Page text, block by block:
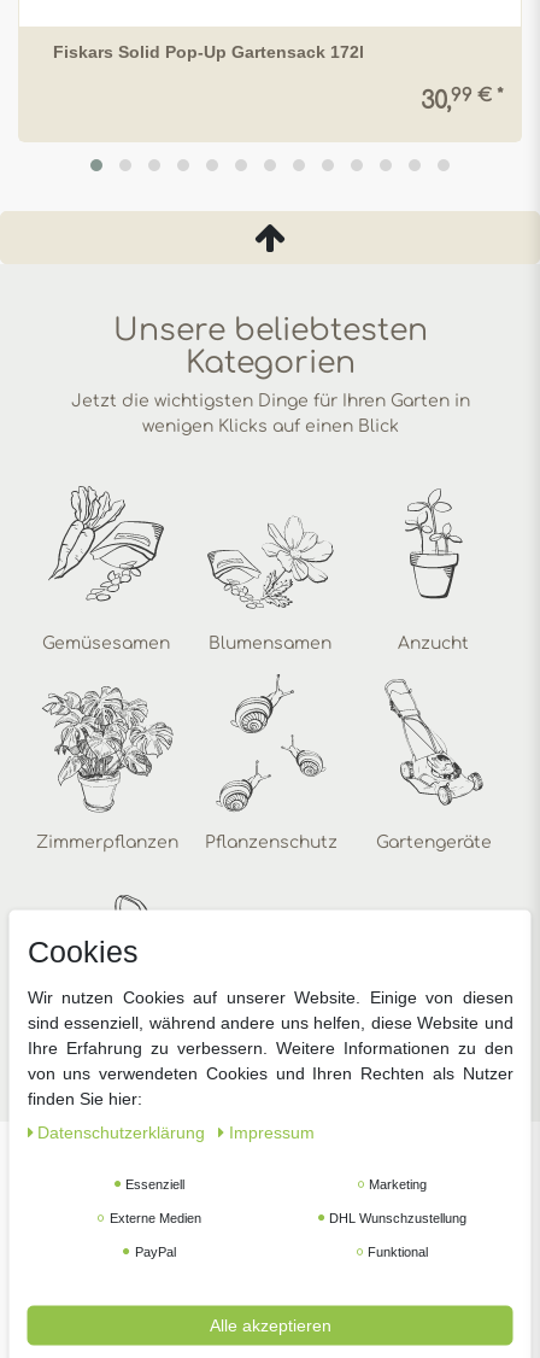
Fiskars Solid Pop-Up Gartensack 172l
30,99 € *
Unsere beliebtesten
Kategorien
Jetzt die wichtigsten Dinge für Ihren Garten in
wenigen Klicks auf einen Blick
Gemüsesamen Blumensamen Anzucht
Zimmerpflanzen Pflanzenschutz Gartengeräte
Zubehör
Unsere beliebtesten Marken
Cookies
Wir nutzen Cookies auf unserer Website. Einige von diesen
sind essenziell, während andere uns helfen, diese Website und
Ihre Erfahrung zu verbessern. Weitere Informationen zu den
von uns verwendeten Cookies und Ihren Rechten als Nutzer
finden Sie hier:
Daten­schutz­erklärung
Impressum
Essenziell Marketing
Externe Medien DHL Wunschzustellung
PayPal Funktional
Alle akzeptieren